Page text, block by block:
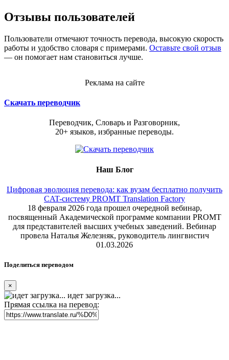
Отзывы пользователей
Пользователи отмечают точность перевода, высокую скорость
работы и удобство словаря с примерами. Оставьте свой отзыв
— он помогает нам становиться лучше.
Реклама на сайте
Скачать переводчик
Переводчик, Словарь и Разговорник,
20+ языков, избранные переводы.
Наш Блог
Цифровая эволюция перевода: как вузам бесплатно получить
CAT-систему PROMT Translation Factory
18 февраля 2026 года прошел очередной вебинар,
посвященный Академической программе компании PROMT
для представителей высших учебных заведений. Вебинар
провела Наталья Железняк, руководитель лингвистич
01.03.2026
Поделиться переводом
×
идет загрузка...
Прямая ссылка на перевод: